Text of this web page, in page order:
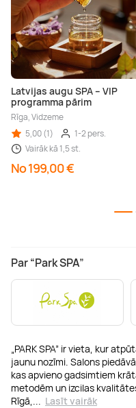
Latvijas augu SPA – VIP
programma pārim
Rīga, Vidzeme
5,00 (1)
1-2 pers.
Vairāk kā 1,5 st.
No 199,00 €
Par “Park SPA”
„PARK SPA” ir vieta, kur
jaunu nozīmi. Salons
kas apvieno gadsimtiem
metodēm un izcilas
Rīgā,
Lasīt vairāk